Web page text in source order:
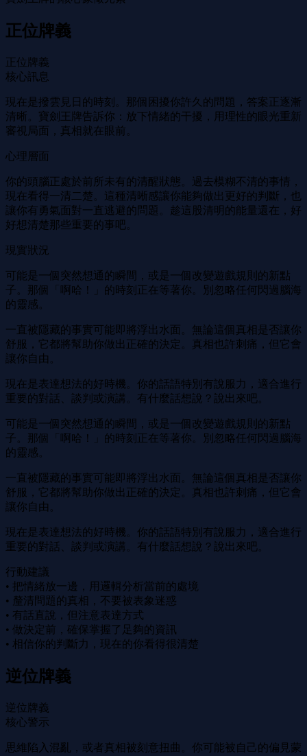
正位牌義
正位牌義
核心訊息
現在是撥雲見日的時刻。那個困擾你許久的問題，答案正逐漸
清晰。寶劍王牌告訴你：放下情緒的干擾，用理性的眼光重新
審視局面，真相就在眼前。
心理層面
你的頭腦正處於前所未有的清醒狀態。過去模糊不清的事情，
現在看得一清二楚。這種清晰感讓你能夠做出更好的判斷，也
讓你有勇氣面對一直逃避的問題。趁這股清明的能量還在，好
好想清楚那些重要的事吧。
現實狀況
可能是一個突然想通的瞬間，或是一個改變遊戲規則的新點
子。那個「啊哈！」的時刻正在等著你。別忽略任何閃過腦海
的靈感。
一直被隱藏的事實可能即將浮出水面。無論這個真相是否讓你
舒服，它都將幫助你做出正確的決定。真相也許刺痛，但它會
讓你自由。
現在是表達想法的好時機。你的話語特別有說服力，適合進行
重要的對話、談判或演講。有什麼話想說？說出來吧。
可能是一個突然想通的瞬間，或是一個改變遊戲規則的新點
子。那個「啊哈！」的時刻正在等著你。別忽略任何閃過腦海
的靈感。
一直被隱藏的事實可能即將浮出水面。無論這個真相是否讓你
舒服，它都將幫助你做出正確的決定。真相也許刺痛，但它會
讓你自由。
現在是表達想法的好時機。你的話語特別有說服力，適合進行
重要的對話、談判或演講。有什麼話想說？說出來吧。
行動建議
• 把情緒放一邊，用邏輯分析當前的處境
• 釐清問題的真相，不要被表象迷惑
• 有話直說，但注意表達方式
• 做決定前，確保掌握了足夠的資訊
• 相信你的判斷力，現在的你看得很清楚
逆位牌義
逆位牌義
核心警示
思維陷入混亂，或者真相被刻意扭曲。你可能被自己的偏見蒙